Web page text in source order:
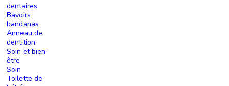
dentaires
Bavoirs
bandanas
Anneau de
dentition
Soin et bien-
être
Soin
Toilette de